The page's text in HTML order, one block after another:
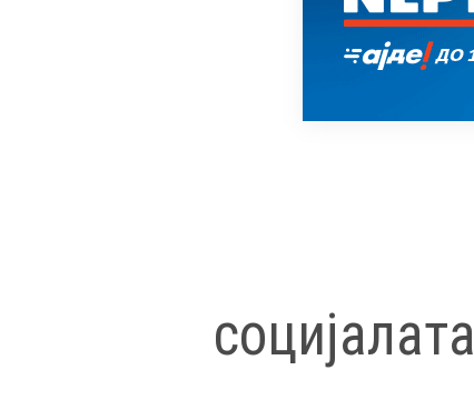
социјалата